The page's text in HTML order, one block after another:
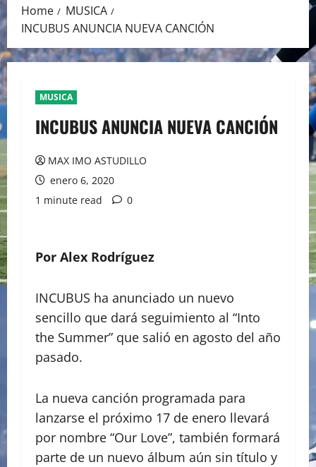
Home
MUSICA
INCUBUS ANUNCIA NUEVA CANCIÓN
MUSICA
INCUBUS ANUNCIA NUEVA CANCIÓN
MAX IMO ASTUDILLO
enero 6, 2020
1 minute read
0
Por Alex Rodríguez
INCUBUS ha anunciado un nuevo
sencillo que dará seguimiento al “Into
the Summer” que salió en agosto del año
pasado.
La nueva canción programada para
lanzarse el próximo 17 de enero llevará
por nombre “Our Love”, también formará
parte de un nuevo álbum aún sin título y